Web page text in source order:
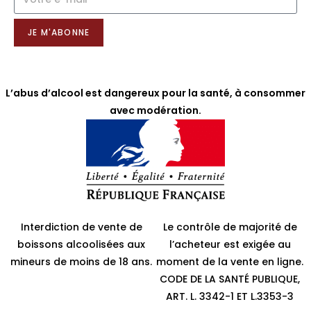
JE M'ABONNE
L’abus d’alcool est dangereux pour la santé, à consommer
avec modération.
Interdiction de vente de
boissons alcoolisées aux
mineurs de moins de 18 ans.
Le contrôle de majorité de
l’acheteur est exigée au
moment de la vente en ligne.
CODE DE LA SANTÉ PUBLIQUE,
ART. L. 3342-1 ET L.3353-3